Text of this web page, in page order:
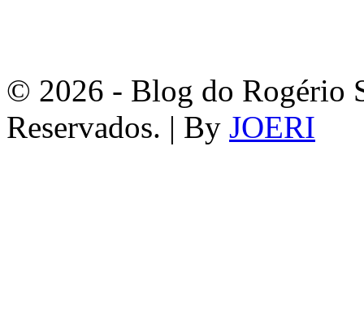
© 2026 - Blog do Rogério
Reservados. | By JOERI